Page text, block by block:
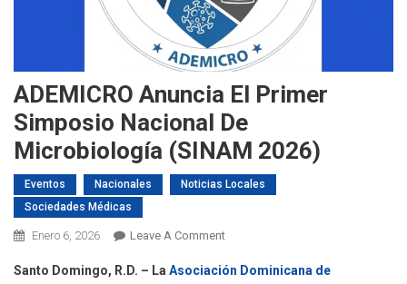
ADEMICRO Anuncia El Primer
Simposio Nacional De
Microbiología (SINAM 2026)
Eventos Nacionales
Noticias Locales
Sociedades Médicas
Enero 6, 2026 Leave A CommentOn
Anuncia
Santo Domingo, R.D. – La Asociación Dominicana de